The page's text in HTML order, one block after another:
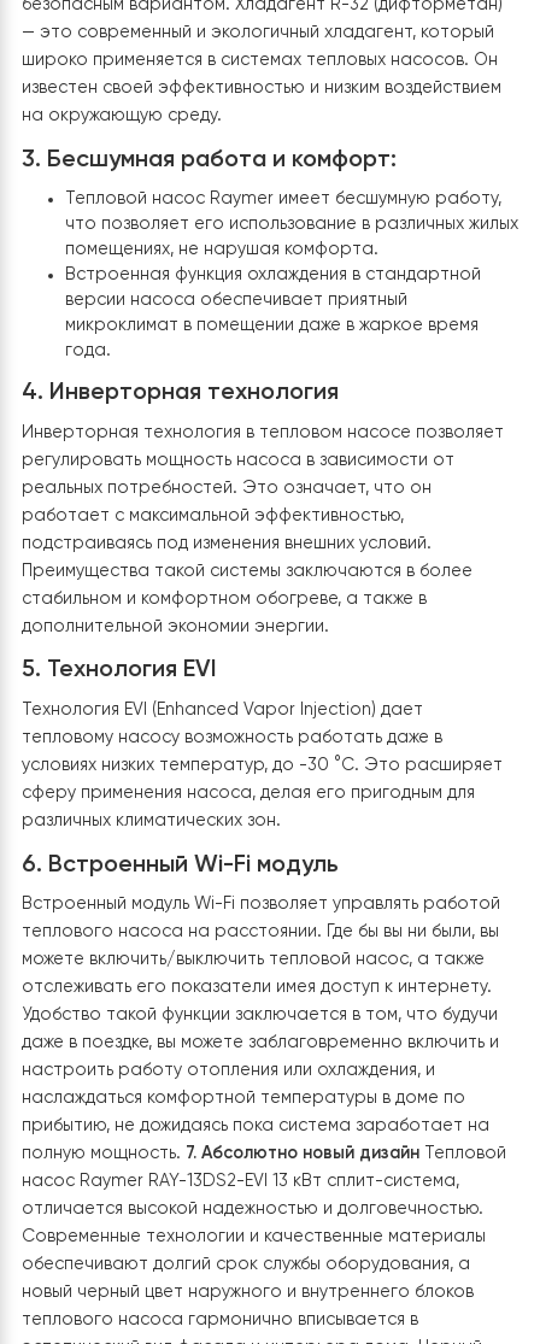
для отопления и горячего водоснабжения;
повысить энергонезависимость дома, особенно
периоды высокого потребления;
использовать возобновляемую энергию, что
Таким образом, вся система работает в едином
комплексе: солнечные панели обеспечивают
электричеством инвертор Deye, а он — стабильное
питание для теплового насоса и всех
элементов отопления. Это позволяет не только
тепло и горячую воду, но и делать это экономно и с
Особенности теплового насоса
Raymer RAY-13DS2-EVI:
1. Экономия электроэнергии
Тепловой насос является энергосберегающим
тепловых насосовмогут сэкономить до 80%
электроэнергии по сравнению с традиционными
системами(газовым или электрокотлом). Это
происходит благодаря использованию тепла из
окружающей среды для обогрева вместо прямого
производства тепла. Сравнительный анализ
что даже в холодных условиях тепловой насос
эффективно работать, обеспечивая тепло в доме и
этом снижая электропотребление.
2. Экологическая чистота
Использование фреона R32 делает его экологически
безопасным вариантом. Хладагент R-32
— это современный и экологичный хладагент,
широко применяется в системах тепловых насосов.
известен своей эффективностью и низким
на окружающую среду.
3. Бесшумная работа и комфорт:
Тепловой насос Raymer имеет бесшумную
что позволяет его использование в различных
помещениях, не нарушая комфорта.